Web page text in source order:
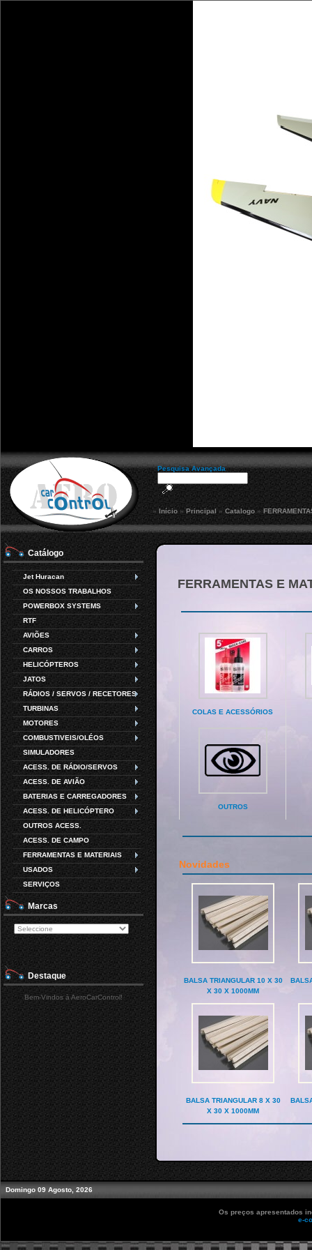
Jet Huracan
OS NOSSOS TRABALHOS
POWERBOX SYSTEMS
RTF
AVIÕES
CARROS
HELICÓPTEROS
JATOS
RÁDIOS / SERVOS / RECETORES
TURBINAS
MOTORES
COMBUSTIVEIS/OLÉOS
SIMULADORES
ACESS. DE RÁDIO/SERVOS
ACESS. DE AVIÃO
BATERIAS E CARREGADORES
ACESS. DE HELICÓPTERO
OUTROS ACESS.
ACESS. DE CAMPO
FERRAMENTAS E MATERIAIS
USADOS
SERVIÇOS
Pesquisa Avançada
» Início »Principal» Catalogo »
Catálogo
Marcas
Destaque
Bem-Vindos à AeroCarControl!
FERRAMENTAS E
COLAS E ACESSÓRIOS
OUTROS
Novidades
BALSA TRIANGULAR 10 X 30
X 30 X 1000MM
BALSA TRIANGULAR 8 X 30
X 30 X 1000MM
Domingo 09 Agosto, 2026
Os preços apresentados
e-